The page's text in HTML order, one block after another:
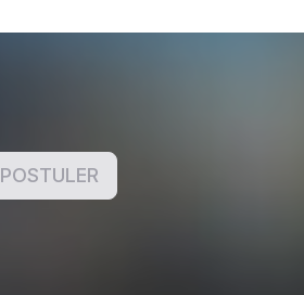
POSTULER